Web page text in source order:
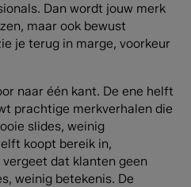
Dan wordt jouw merk
maar ook bewust
je terug in marge, voorkeur
naar één kant. De ene helft
prachtige merkverhalen die
slides, weinig
koopt bereik in,
dat klanten geen
weinig betekenis. De